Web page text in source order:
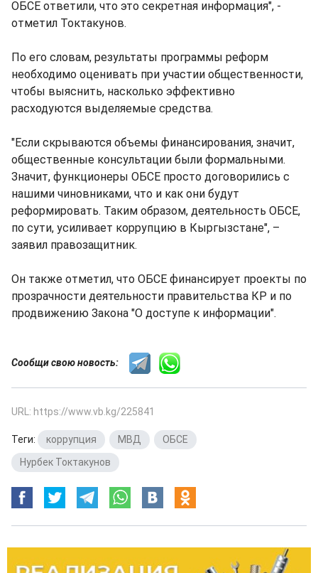
ОБСЕ ответили, что это секретная информация", -
отметил Токтакунов.
По его словам, результаты программы реформ
необходимо оценивать при участии общественности,
чтобы выяснить, насколько эффективно
расходуются выделяемые средства.
"Если скрываются объемы финансирования, значит,
общественные консультации были формальными.
Значит, функционеры ОБСЕ просто договорились с
нашими чиновниками, что и как они будут
реформировать. Таким образом, деятельность ОБСЕ,
по сути, усиливает коррупцию в Кыргызстане", –
заявил правозащитник.
Он также отметил, что ОБСЕ финансирует проекты по
прозрачности деятельности правительства КР и по
продвижению Закона "О доступе к информации".
Сообщи свою новость:
URL: https://www.vb.kg/225841
Теги: коррупция МВД ОБСЕ
Нурбек Токтакунов